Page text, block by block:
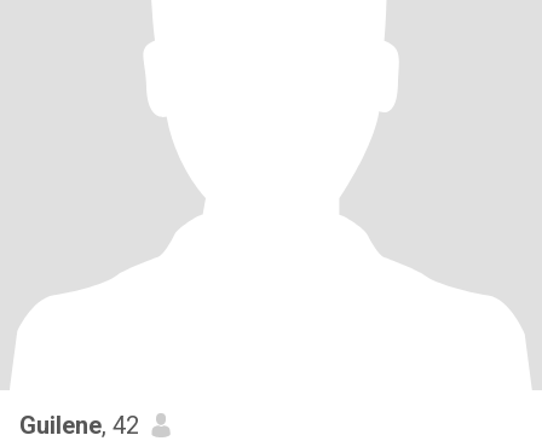
Guilene, 42